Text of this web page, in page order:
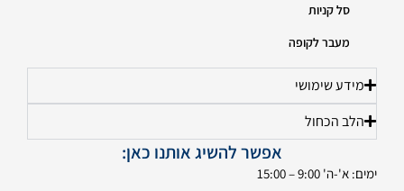
סל קניות
מעבר לקופה
מידע שימושי
הלב הכחול
אפשר להשיג אותנו כאן:
ימים: א'-ה' 9:00 – 15:00